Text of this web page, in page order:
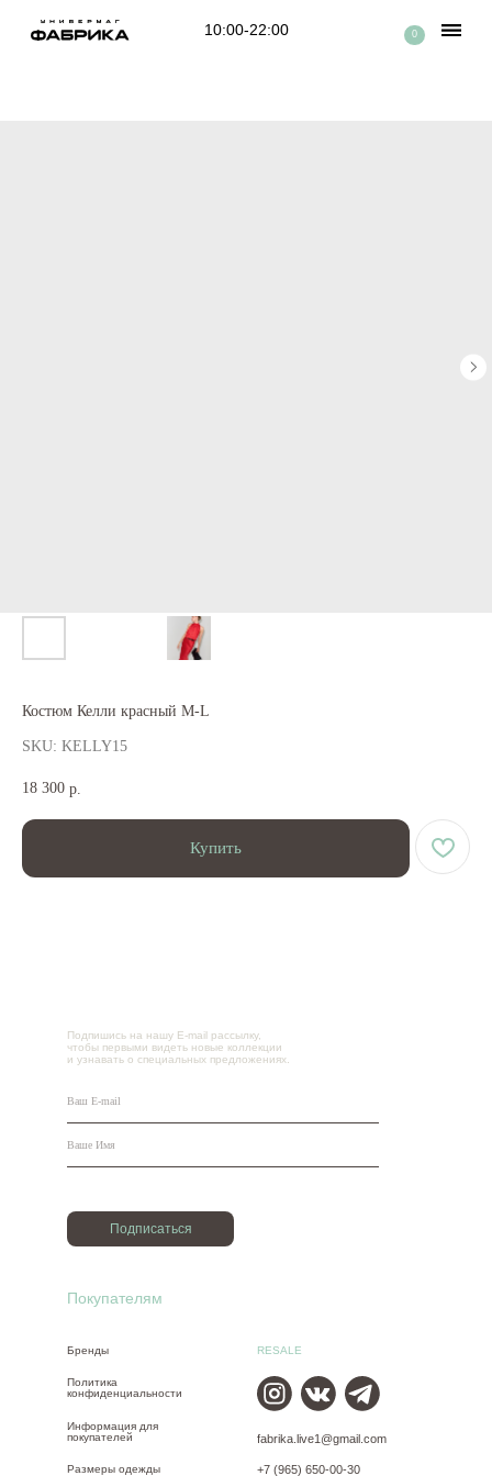
10:00-22:00
Костюм Келли красный M-L
SKU: KELLY15
18 300 р.
Купить
Бренды
Подпишись на нашу E-mail рассылку,
чтобы первыми видеть новые коллекции
и узнавать о специальных предложениях.
Размеры одежды
Информация для
покупателей
Политика
конфиденциальности
RESALE
Покупателям
+7 (965) 650-00-30
fabrika.live1@gmail.com
Подписаться